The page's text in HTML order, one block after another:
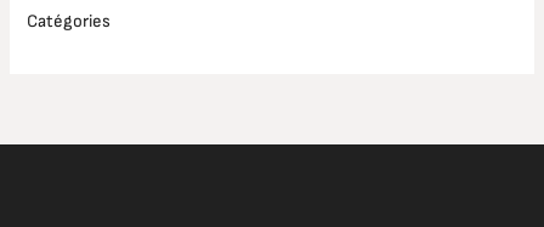
Catégories